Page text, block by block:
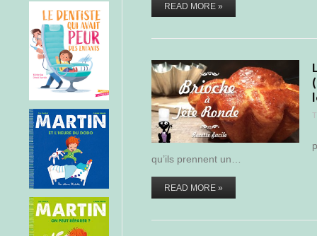
READ MORE »
qu’ils prennent un…
READ MORE »